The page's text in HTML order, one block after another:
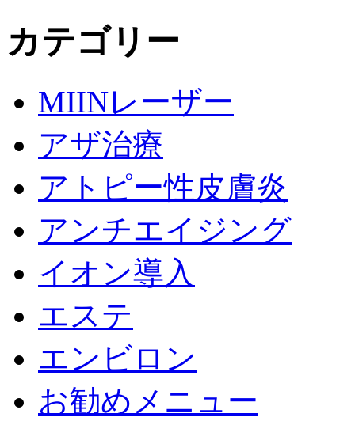
カテゴリー
MIINレーザー
アザ治療
アトピー性皮膚炎
アンチエイジング
イオン導入
エステ
エンビロン
お勧めメニュー